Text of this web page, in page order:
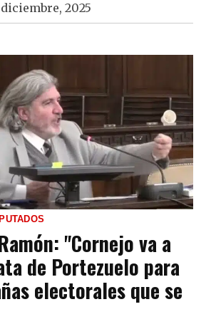
2025
"Cornejo va a
de Portezuelo para
electorales que se